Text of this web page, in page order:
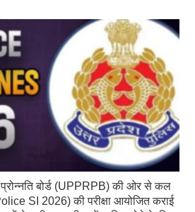
प्रोन्नति बोर्ड (UPPRPB) की ओर से कल
SI 2026) की परीक्षा आयोजित कराई